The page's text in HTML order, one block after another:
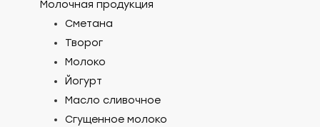
Молочная продукция
Сметана
Творог
Молоко
Йогурт
Масло сливочное
Сгущенное молоко